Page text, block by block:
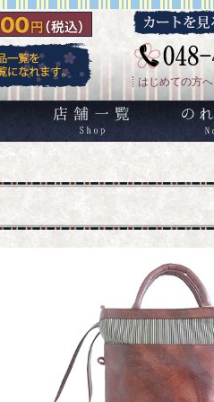
はじめての方へ
商品一覧 店舗一覧